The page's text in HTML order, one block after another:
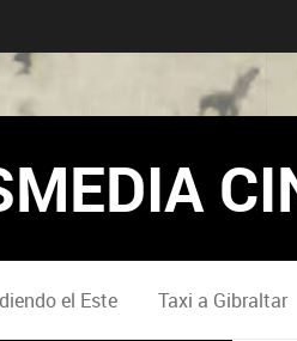
el Este Taxi a Gibraltar